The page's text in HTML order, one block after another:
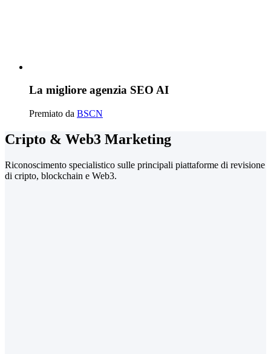
La migliore agenzia SEO AI
Premiato da BSCN
Cripto & Web3 Marketing
Riconoscimento specialistico sulle principali piattaforme di revisione
di cripto, blockchain e Web3.